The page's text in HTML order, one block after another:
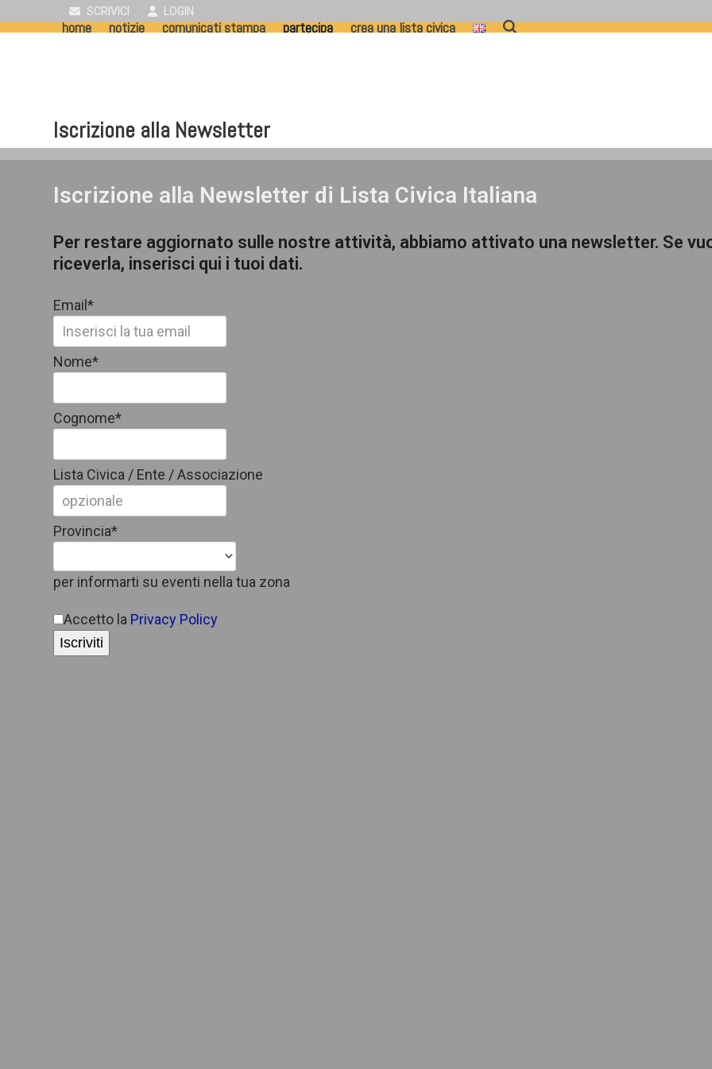
to
SCRIVICI LOGIN
home notizie comunicati stampa partecipa crea una lista civica
Iscrizione alla Newsletter
Iscrizione alla Newsletter di Lista Civica Italiana
Per restare aggiornato sulle nostre attività, abbiamo attivato una newsletter. Se
riceverla, inserisci qui i tuoi dati.
Email*
Nome*
Cognome*
Lista Civica / Ente / Associazione
Provincia*
per informarti su eventi nella tua zona
Accetto la Privacy Policy
Iscriviti